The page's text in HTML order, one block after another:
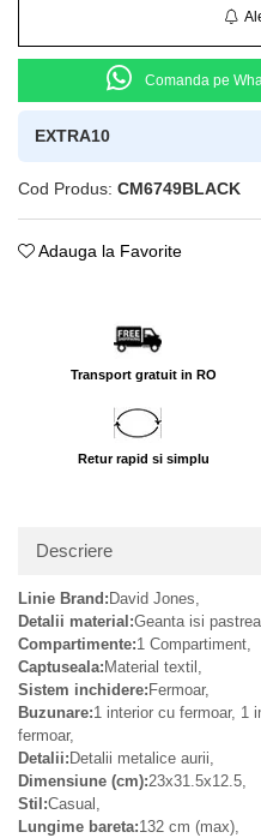
Comanda pe
EXTRA10
Cod Produs: CM6749BLACK
Adauga la Favorite
Transport gratuit in RO
Retur rapid si simplu
Descriere
Linie Brand: David Jones,
Detalii material:Geanta isi
Compartimente:1 Compartiment,
Captuseala: Material textil,
Sistem inchidere: Fermoar,
Buzunare:1 interior cu fermoar, 1
fermoar,
Detalii: Detalii metalice aurii,
Dimensiune (cm):23x31.5x12.5,
Stil:Casual,
Lungime bareta:132 cm (max),